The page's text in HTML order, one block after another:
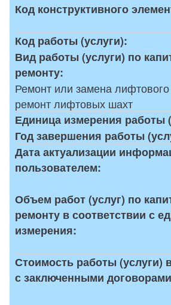
Код конструктивного
Код работы (услуги):
Вид работы (услуги) по
ремонту:
Ремонт или замена
ремонт лифтовых шахт
Единица измерения работы
Год завершения работы
Дата актуализации
пользователем:
Объем работ (услуг) по
ремонту в соответствии с
измерения:
Стоимость работы (услуги)
с заключенными